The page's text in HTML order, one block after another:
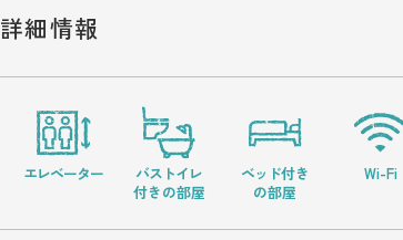
詳細情報
エレベーター
バストイレ
付きの部屋
ベッド付き
の部屋
Wi-Fi